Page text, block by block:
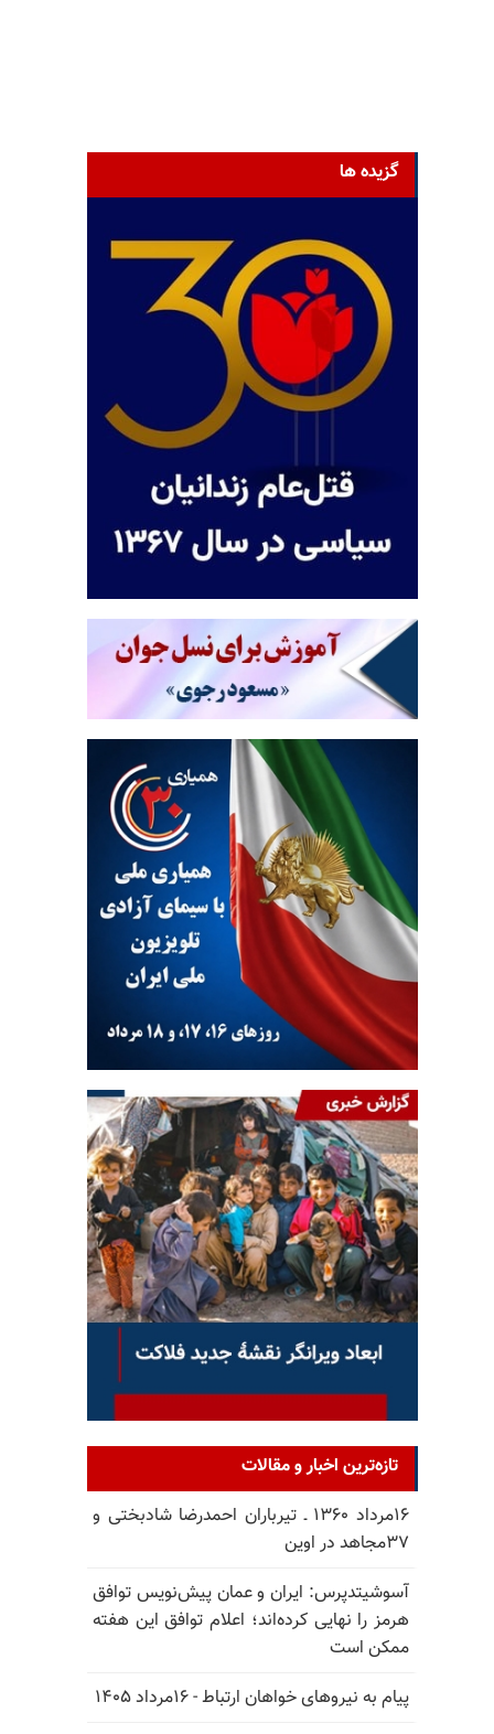
گزیده ها
تازه‌ترین اخبار و مقالات
۱۶مرداد ۱۳۶۰ ـ تیرباران احمدرضا شادبختی و
۳۷مجاهد در اوین
آسوشیتدپرس: ایران و عمان پیش‌نویس توافق
هرمز را نهایی کرده‌اند؛ اعلام توافق این هفته
ممکن است
پیام به نیروهای خواهان ارتباط - ۱۶مرداد ۱۴۰۵